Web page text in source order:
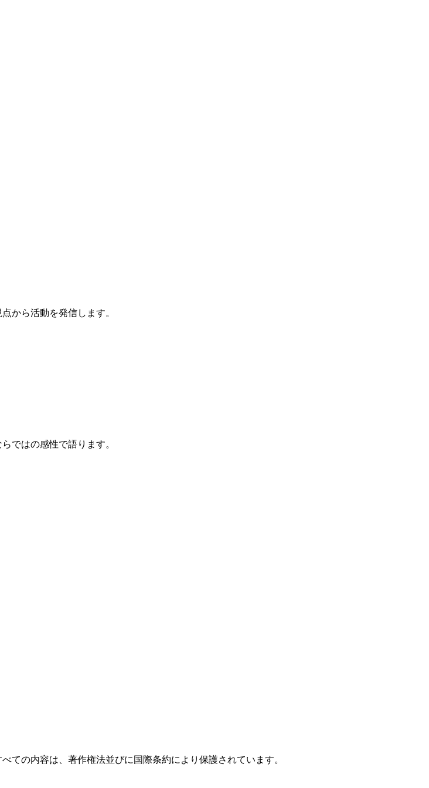
から活動を発信します。
ではの感性で語ります。
ての内容は、著作権法並びに国際条約により保護されています。